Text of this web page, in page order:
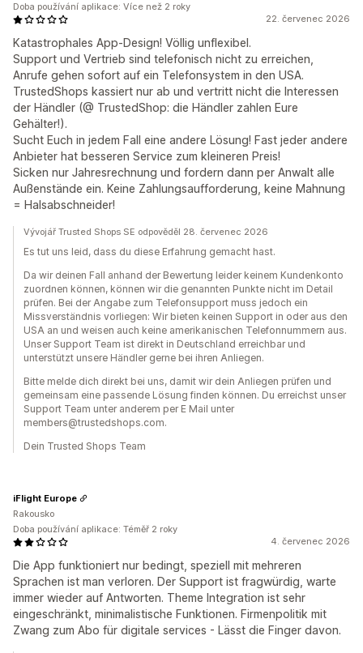
22. červenec 2026
Katastrophales App-Design! Völlig unflexibel.
Support und Vertrieb sind telefonisch nicht zu erreichen,
Anrufe gehen sofort auf ein Telefonsystem in den USA.
TrustedShops kassiert nur ab und vertritt nicht die Interessen
der Händler (@ TrustedShop: die Händler zahlen Eure
Gehälter!).
Sucht Euch in jedem Fall eine andere Lösung! Fast jeder andere
Anbieter hat besseren Service zum kleineren Preis!
Sicken nur Jahresrechnung und fordern dann per Anwalt alle
Außenstände ein. Keine Zahlungsaufforderung, keine Mahnung
= Halsabschneider!
Doba používání aplikace: Více než 2 roky
Vývojář Trusted Shops SE odpověděl 28. červenec 2026
Es tut uns leid, dass du diese Erfahrung gemacht hast.
Da wir deinen Fall anhand der Bewertung leider keinem Kundenkonto
zuordnen können, können wir die genannten Punkte nicht im Detail
prüfen. Bei der Angabe zum Telefonsupport muss jedoch ein
Missverständnis vorliegen: Wir bieten keinen Support in oder aus den
USA an und weisen auch keine amerikanischen Telefonnummern aus.
Unser Support Team ist direkt in Deutschland erreichbar und
unterstützt unsere Händler gerne bei ihren Anliegen.
Bitte melde dich direkt bei uns, damit wir dein Anliegen prüfen und
gemeinsam eine passende Lösung finden können. Du erreichst unser
Support Team unter anderem per E Mail unter
members@trustedshops.com.
Dein Trusted Shops Team
4. červenec 2026
Die App funktioniert nur bedingt, speziell mit mehreren
Sprachen ist man verloren. Der Support ist fragwürdig, warte
immer wieder auf Antworten. Theme Integration ist sehr
eingeschränkt, minimalistische Funktionen. Firmenpolitik mit
Zwang zum Abo für digitale services - Lässt die Finger davon.
iFlight Europe
Rakousko
Doba používání aplikace: Téměř 2 roky